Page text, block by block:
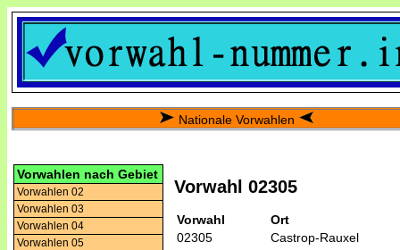
Nationale Vorwahlen
Vorwahlen nach Gebiet
Vorwahlen 02
Vorwahlen 03
Vorwahlen 04
Vorwahlen 05
Vorwahl 02305
Vorwahl
Ort
02305
Castrop-Rauxel